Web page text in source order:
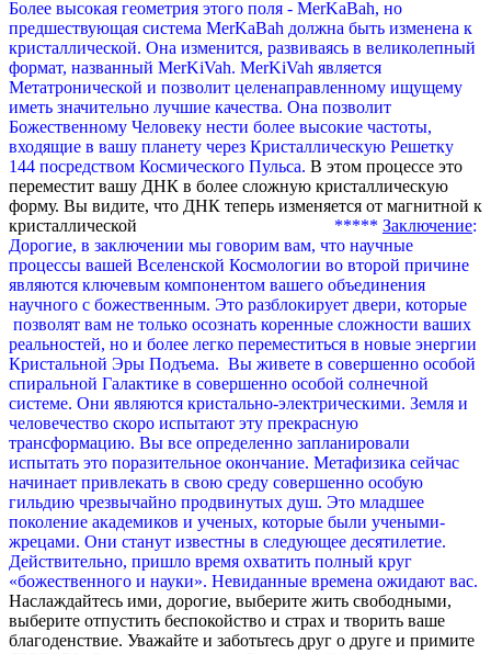
Более высокая геометрия этого поля - MerKaBah, но
предшествующая система MerKaBah должна быть изменена к
кристаллической. Она изменится, развиваясь в великолепный
формат, названный MerKiVah. MerKiVah является
Meтатронической и позволит целенаправленному ищущему
иметь значительно лучшие качества. Она позволит
Божественному Человеку нести более высокие частоты,
входящие в вашу планету через Кристаллическую Решетку
144 посредством Космического Пульса. В этом процессе это
переместит вашу ДНК в более сложную кристаллическую
форму. Вы видите, что ДНК теперь изменяется от магнитной к
кристаллической
***** Заключение:
Дорогие, в заключении мы говорим вам, что научные
процессы вашей Вселенской Космологии во второй причине
являются ключевым компонентом вашего объединения
научного с божественным. Это разблокирует двери, которые
позволят вам не только осознать коренные сложности ваших
реальностей, но и более легко переместиться в новые энергии
Кристальной Эры Подъема. Вы живете в совершенно особой
спиральной Галактике в совершенно особой солнечной
системе. Они являются кристально-электрическими. Земля и
человечество скоро испытают эту прекрасную
трансформацию. Вы все определенно запланировали
испытать это поразительное окончание. Метафизика сейчас
начинает привлекать в свою среду совершенно особую
гильдию чрезвычайно продвинутых душ. Это младшее
поколение академиков и ученых, которые были учеными-
жрецами. Они станут известны в следующее десятилетие.
Действительно, пришло время охватить полный круг
«божественного и науки». Невиданные времена ожидают вас.
Наслаждайтесь ими, дорогие, выберите жить свободными,
выберите отпустить беспокойство и страх и творить ваше
благоденствие. Уважайте и заботьтесь друг о друге и примите